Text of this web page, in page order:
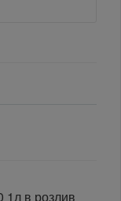
1л в розлив